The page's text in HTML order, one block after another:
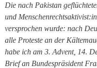
Die nach Pakistan
und
versprochen wurde: nach
alle Proteste an der
habe ich am 3. Advent, 14.
Brief an Bundespräsident